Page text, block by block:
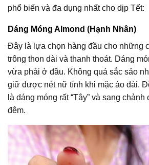
phổ biến và đa dụng nhất cho dịp Tết:
Dáng Móng Almond (Hạnh Nhân)
Đây là lựa chọn hàng đầu cho những
trông thon dài và thanh thoát. Dáng
vừa phải ở đầu. Không quá sắc sảo
giữ được nét nữ tính khi mặc áo dài.
là dáng móng rất “Tây” và sang
đêm.